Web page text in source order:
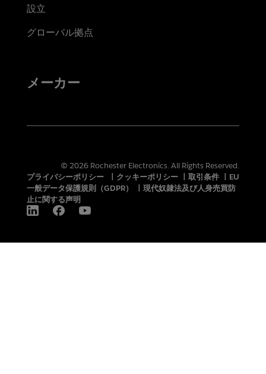
設立
グローバル拠点
メーカー
© 2026 Rochester Electronics. All Rights Reserved.
プライバシーポリシー
クッキーポリシー 取引条件
EU
一般データ保護規則（GDPR）
現代奴隷法及び人身売買防
止に関する声明